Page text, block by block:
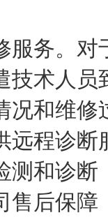
服务。
技术人
况和维
远程诊
测和诊
售后保障